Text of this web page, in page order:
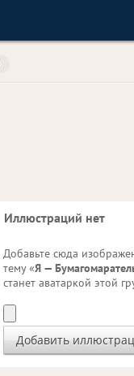
Иллюстраций нет
Добавьте сюда
тему «Я —
станет аватаркой этой